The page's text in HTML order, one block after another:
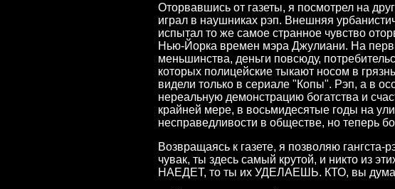
Оторвавшись от газеты, я посмотрел на
играл в наушниках рэп. Внешняя
испытал то же самое странное чувство
Нью-Йорка времен мэра Джулиани. На
меньшинства, деньги повсюду,
которых полицейские тыкают носом в
видели только в сериале "Копы". Рэп, а в
нереальную демонстрацию богатства и
крайней мере, в восьмидесятые годы на
несправедливости в обществе, но теперь
Возвращаясь к газете, я позволяю
чувак, ты здесь самый крутой, и никто из
НАЕДЕТ, то ты их УДЕЛАЕШЬ. КТО, вы